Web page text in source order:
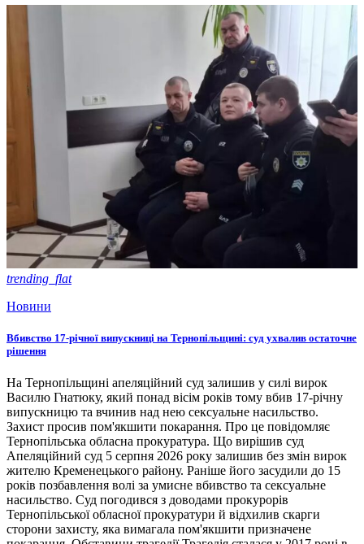
trending_flat
Новини
Вбивство 17-річної випускниці на Тернопільщині: суд ухвалив остаточне
рішення
На Тернопільщині апеляційний суд залишив у силі вирок
Василю Гнатюку, який понад вісім років тому вбив 17-річну
випускницю та вчинив над нею сексуальне насильство.
Захист просив пом'якшити покарання. Про це повідомляє
Тернопільська обласна прокуратура. Що вирішив суд
Апеляційний суд 5 серпня 2026 року залишив без змін вирок
жителю Кременецького району. Раніше його засудили до 15
років позбавлення волі за умисне вбивство та сексуальне
насильство. Суд погодився з доводами прокурорів
Тернопільської обласної прокуратури й відхилив скарги
сторони захисту, яка вимагала пом'якшити призначене